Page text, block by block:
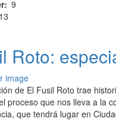
9
Roto:
de El Fusil Roto trae
proceso que nos lleva a la
que tendrá lugar en